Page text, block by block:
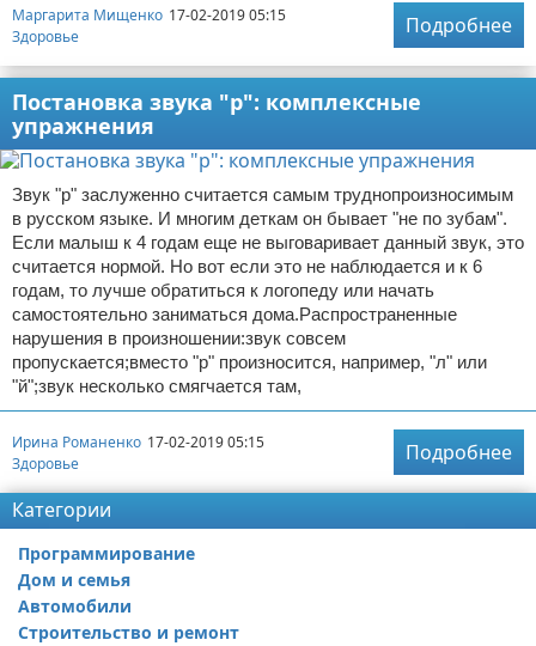
Маргарита Мищенко 17-02-2019 05:15
Здоровье
Подробнее
Постановка звука "р": комплексные
упражнения
Звук "р" заслуженно считается самым труднопроизносимым
в русском языке. И многим деткам он бывает "не по зубам".
Если малыш к 4 годам еще не выговаривает данный звук, это
считается нормой. Но вот если это не наблюдается и к 6
годам, то лучше обратиться к логопеду или начать
самостоятельно заниматься дома.Распространенные
нарушения в произношении:звук совсем
пропускается;вместо "р" произносится, например, "л" или
"й";звук несколько смягчается там,
Ирина Романенко 17-02-2019 05:15
Здоровье
Подробнее
Категории
Программирование
Дом и семья
Автомобили
Строительство и ремонт